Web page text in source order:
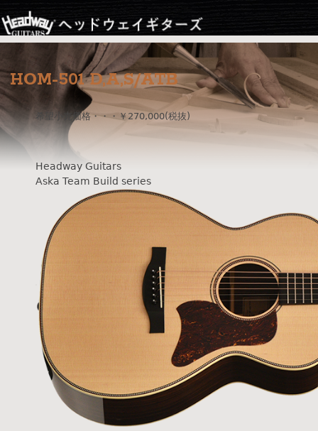
Jump to navigation
HOM-501 D,A,S/ATB
希望小売価格・・・￥270,000(税抜)
Headway Guitars
Aska Team Build series